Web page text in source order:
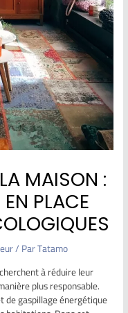
MAISON :
PLACE
/ ParTatamo
à réduire leur
plus responsable.
de gaspillage énergétique